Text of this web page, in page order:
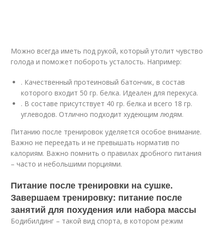
Можно всегда иметь под рукой, который утолит чувство
голода и поможет побороть усталость. Например:
. Качественный протеиновый батончик, в состав
которого входит 50 гр. белка. Идеален для перекуса.
. В составе присутствует 40 гр. белка и всего 18 гр.
углеводов. Отлично подходит худеющим людям.
Питанию после тренировок уделяется особое внимание.
Важно не переедать и не превышать норматив по
калориям. Важно помнить о правилах дробного питания
– часто и небольшими порциями.
Питание после тренировки на сушке.
Завершаем тренировку: питание после
занятий для похудения или набора массы
Бодибилдинг – такой вид спорта, в котором режим